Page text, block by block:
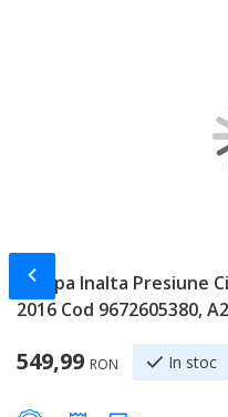
Pompa Inalta Presiune
2016 Cod 9672605380,
549,99 RON In stoc
Slide-ul anterior